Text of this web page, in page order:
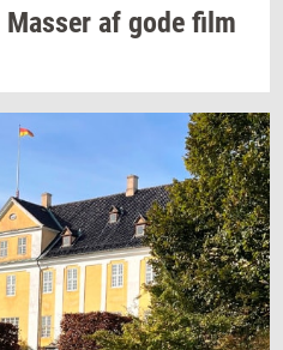
Mas­ser af gode film